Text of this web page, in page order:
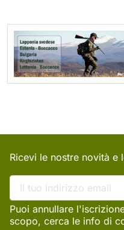
Ricevi le nostre novità e
Puoi annullare
scopo, cerca le info di